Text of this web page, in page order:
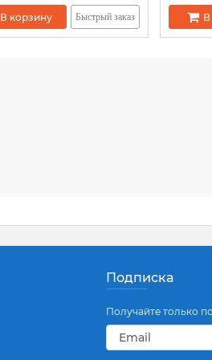
В корзину Быстрый заказ В
Подписка
Получайте только